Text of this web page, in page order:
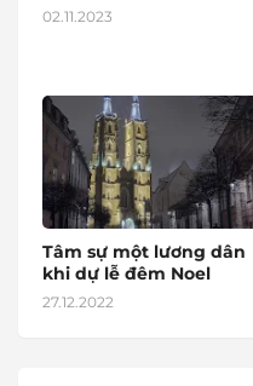
02.11.2023
Tâm sự một lương dân
khi dự lễ đêm Noel
27.12.2022